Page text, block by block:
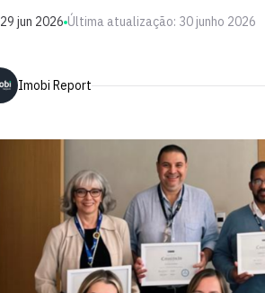
29 jun 2026 Última atualização: 30 junho 2026
Imobi Report